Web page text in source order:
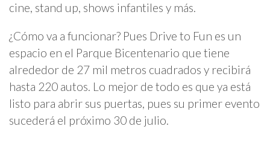
cine, stand up, shows infantiles y más.
¿Cómo va a funcionar? Pues Drive to Fun es un
espacio en el Parque Bicentenario que tiene
alrededor de 27 mil metros cuadrados y recibirá
hasta 220 autos. Lo mejor de todo es que ya está
listo para abrir sus puertas, pues su primer evento
sucederá el próximo 30 de julio.